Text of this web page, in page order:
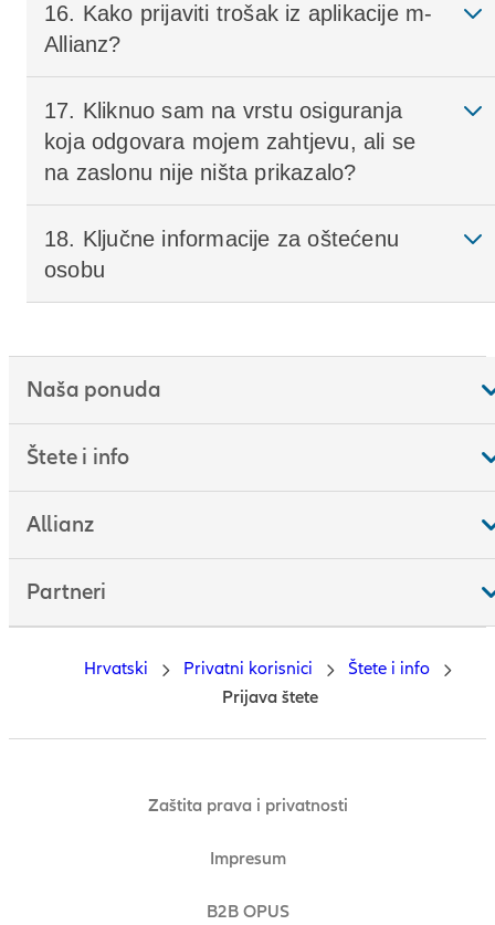
16. Kako prijaviti trošak iz aplikacije m-
Allianz?
17. Kliknuo sam na vrstu osiguranja
koja odgovara mojem zahtjevu, ali se
na zaslonu nije ništa prikazalo?
18. Ključne informacije za oštećenu
osobu
Naša ponuda
Štete i info
Allianz
Partneri
Zaštita prava i privatnosti
Impresum
B2B OPUS
Hrvatski Privatni korisnici
Štete i info
Prijava štete